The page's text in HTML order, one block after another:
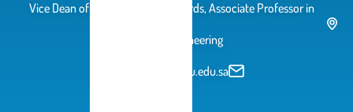
Vice Dean of Admission and Records, Associate
Electrical Engineering
ahalmaiman@ksu.edu.sa